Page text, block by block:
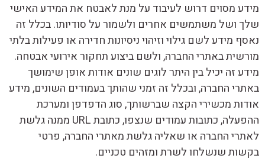
מידע מסוים דרוש לעיבוד על מנת לאבטח את המידע האישי
שלך ושל משתמשים אחרים ולשמור על סודיותו. בכלל זה
נאסף מידע לשם גילוי וזיהוי ניסיונות חדירה או פעילות בלתי
מורשית באתרי החברה, ולשם ביצוע תחקור אירועי אבטחה.
מידע זה יכיל בין היתר לוגים שונים אודות אופן שימושך
באתרי החברה, ובכלל זה זמני שהותך בעמודים השונים, מידע
אודות מכשירי הקצה שברשותך, סוג הדפדפן ומערכת
ההפעלה, כתובות עמודים שנצפו, כתובת URL ממנה גלשת
לאתרי החברה או שאליה גלשת מאתרי החברה, פרטי
בקשות שנשלחו לשרת ומזהים טכניים.